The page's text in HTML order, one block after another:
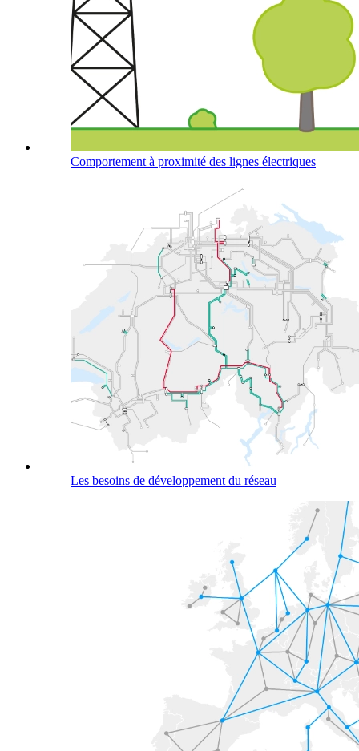
Comportement à proximité des lignes électriques
Les besoins de développement du réseau